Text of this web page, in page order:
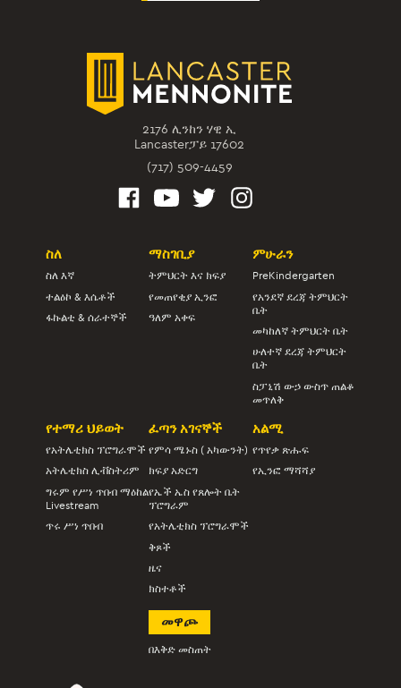
2176 ሊንከን ሃዊ ኢ
Lancasterፓይ 17602
(717) 509-4459
ስለ
ስለ እኛ
ተልዕኮ & እሴቶች
ፋኩልቲ & ሰራተኞች
ማስገቢያ
ትምህርት እና ክፍያ
የመጠየቂያ ኢንፎ
ዓለም አቀፍ
ምሁራን
PreKindergarten
የአንደኛ ደረጃ ትምህርት
ቤት
መካከለኛ ትምህርት ቤት
ሁለተኛ ደረጃ ትምህርት
ቤት
ስፓኒሽ ውኃ ውስጥ ጠልቆ
መጥለቅ
የተማሪ ህይወት
የአትሌቲክስ ፕሮግራሞች
አትሌቲክስ ሊቭስትሪም
ግሩም የሥነ ጥበብ ማዕከል
Livestream
ጥሩ ሥነ ጥበብ
ፈጣን አገናኞች
የምሳ ሜኑስ ( አካውንት)
ክፍያ አድርግ
የኤች ኤስ የጸሎት ቤት
ፕሮግራም
የአትሌቲክስ ፕሮግራሞች
ቅጾች
ዜና
ክስተቶች
አልሚ
የጥየቃ ጽሑፍ
የኢንፎ ማሻሻያ
መዋጮ
በእቅድ መስጠት